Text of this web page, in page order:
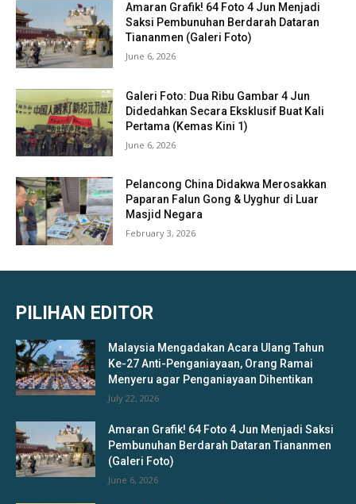
Amaran Grafik! 64 Foto 4 Jun Menjadi
Saksi Pembunuhan Berdarah Dataran
Tiananmen (Galeri Foto)
June 6, 2026
Galeri Foto: Dua Ribu Gambar 4 Jun
Didedahkan Secara Eksklusif Buat Kali
Pertama (Kemas Kini 1)
June 6, 2026
Pelancong China Didakwa Merosakkan
Paparan Falun Gong & Uyghur di Luar
Masjid Negara
February 3, 2026
PILIHAN EDITOR
Malaysia Mengadakan Acara Ulang Tahun
Ke-27 Anti-Penganiayaan, Orang Ramai
Menyeru agar Penganiayaan Dihentikan
July 22, 2026
Amaran Grafik! 64 Foto 4 Jun Menjadi Saksi
Pembunuhan Berdarah Dataran Tiananmen
(Galeri Foto)
June 6, 2026